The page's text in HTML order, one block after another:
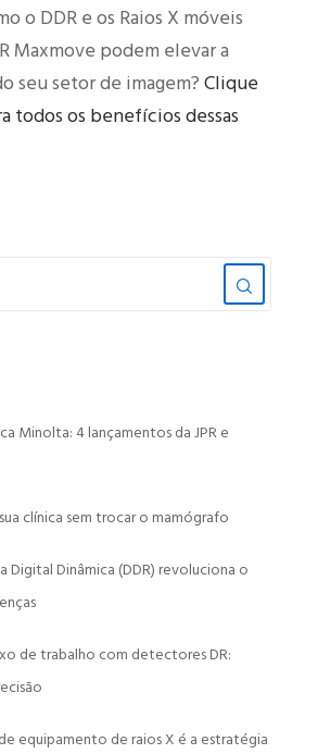
o DDR e os Raios X móveis
Maxmove podem elevar a
seu setor de imagem?Clique
todos os benefícios dessas
Minolta: 4 lançamentos da JPR e
clínica sem trocar o mamógrafo
Digital Dinâmica (DDR) revoluciona o
de trabalho com detectores DR:
equipamento de raios X é a estratégia